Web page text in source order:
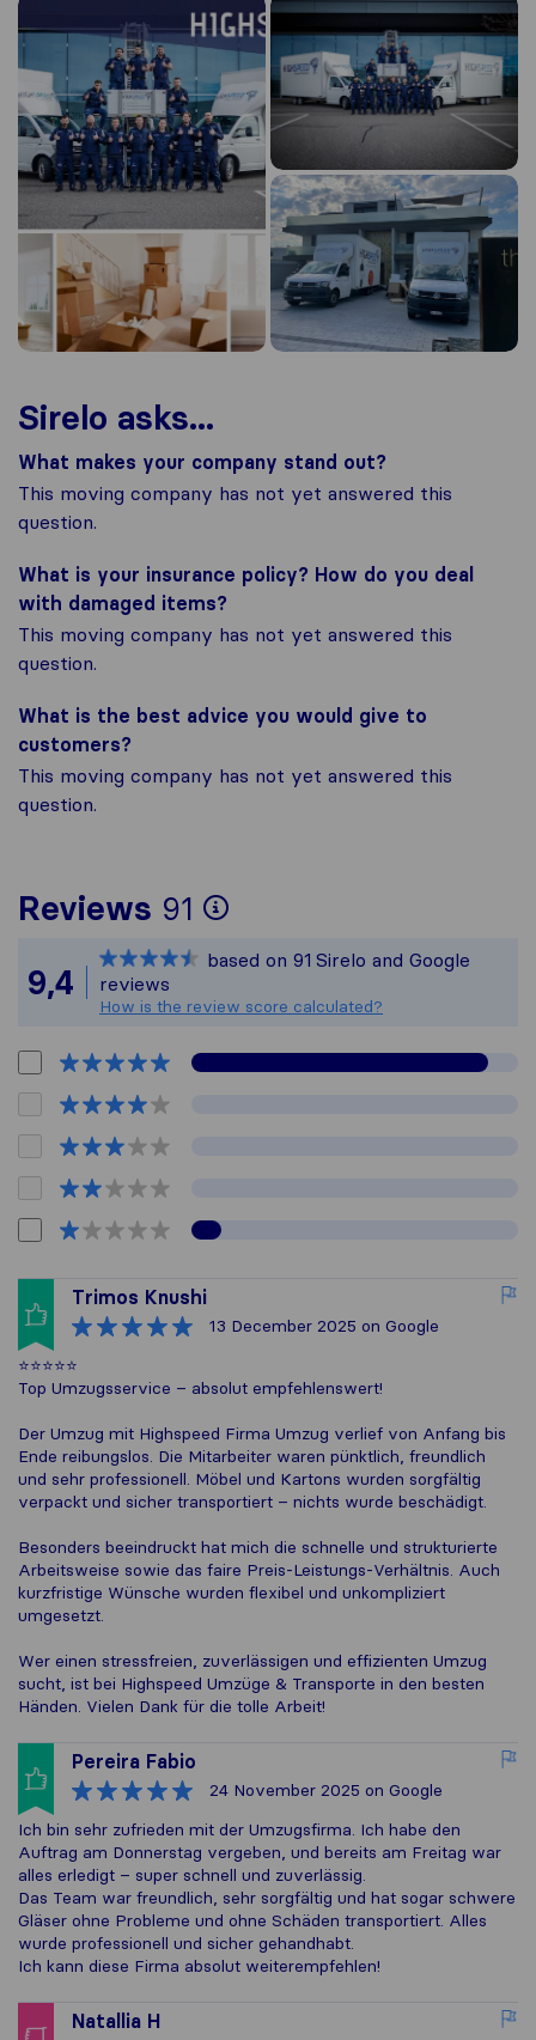
Sirelo asks...
What makes your company stand out?
This moving company has not yet answered this
question.
What is your insurance policy? How do you deal
with damaged items?
This moving company has not yet answered this
question.
What is the best advice you would give to
customers?
This moving company has not yet answered this
question.
Reviews 91
To give you the
All reviews gathered
9,4
based on 91 Sirelo and Google
reviews
How is the review score calculated?
Trimos Knushi
13 December 2025 on Google
⭐⭐⭐⭐⭐
Top Umzugsservice – absolut empfehlenswert!
Der Umzug mit Highspeed Firma Umzug verlief von Anfang bis
Ende reibungslos. Die Mitarbeiter waren pünktlich, freundlich
und sehr professionell. Möbel und Kartons wurden sorgfältig
verpackt und sicher transportiert – nichts wurde beschädigt.
Besonders beeindruckt hat mich die schnelle und strukturierte
Arbeitsweise sowie das faire Preis-Leistungs-Verhältnis. Auch
kurzfristige Wünsche wurden flexibel und unkompliziert
umgesetzt.
Wer einen stressfreien, zuverlässigen und effizienten Umzug
sucht, ist bei Highspeed Umzüge & Transporte in den besten
Händen. Vielen Dank für die tolle Arbeit!
Pereira Fabio
24 November 2025 on Google
Ich bin sehr zufrieden mit der Umzugsfirma. Ich habe den
Auftrag am Donnerstag vergeben, und bereits am Freitag war
alles erledigt – super schnell und zuverlässig.
Das Team war freundlich, sehr sorgfältig und hat sogar schwere
Gläser ohne Probleme und ohne Schäden transportiert. Alles
wurde professionell und sicher gehandhabt.
Ich kann diese Firma absolut weiterempfehlen!
Natallia H